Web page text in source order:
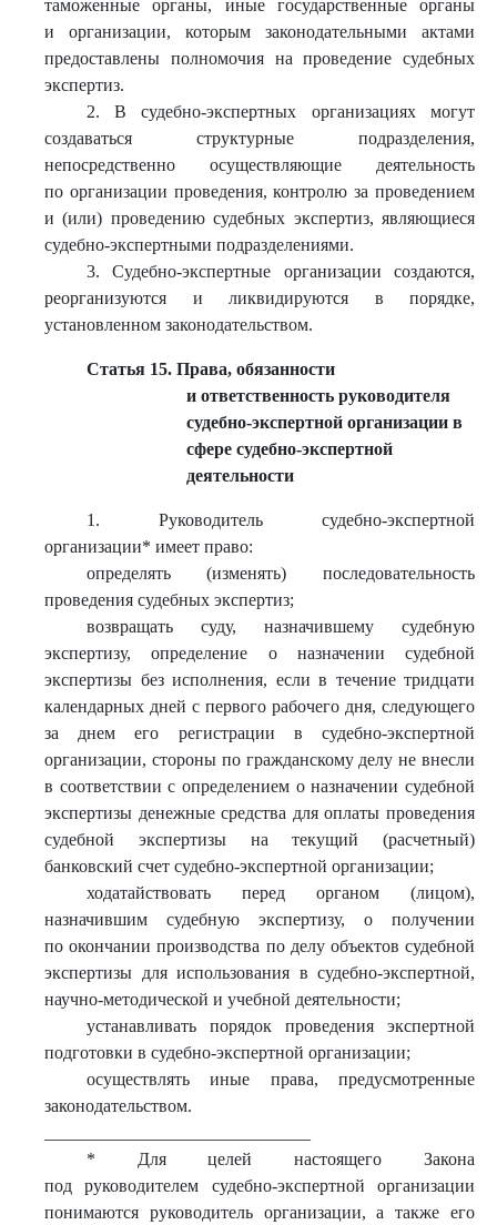
таможенные органы, иные государственные органы
и организации, которым законодательными актами
предоставлены полномочия на проведение судебных
экспертиз.
2. В судебно-экспертных организациях могут
создаваться структурные подразделения,
непосредственно осуществляющие деятельность
по организации проведения, контролю за проведением
и (или) проведению судебных экспертиз, являющиеся
судебно-экспертными подразделениями.
3. Судебно-экспертные организации создаются,
реорганизуются и ликвидируются в порядке,
установленном законодательством.
Статья 15. Права, обязанности
и ответственность руководителя
судебно-экспертной организации в
сфере судебно-экспертной
деятельности
1. Руководитель судебно-экспертной
организации* имеет право:
определять (изменять) последовательность
проведения судебных экспертиз;
возвращать суду, назначившему судебную
экспертизу, определение о назначении судебной
экспертизы без исполнения, если в течение тридцати
календарных дней с первого рабочего дня, следующего
за днем его регистрации в судебно-экспертной
организации, стороны по гражданскому делу не внесли
в соответствии с определением о назначении судебной
экспертизы денежные средства для оплаты проведения
судебной экспертизы на текущий (расчетный)
банковский счет судебно-экспертной организации;
ходатайствовать перед органом (лицом),
назначившим судебную экспертизу, о получении
по окончании производства по делу объектов судебной
экспертизы для использования в судебно-экспертной,
научно-методической и учебной деятельности;
устанавливать порядок проведения экспертной
подготовки в судебно-экспертной организации;
осуществлять иные права, предусмотренные
законодательством.
* Для целей настоящего Закона
под руководителем судебно-экспертной организации
понимаются руководитель организации, а также его